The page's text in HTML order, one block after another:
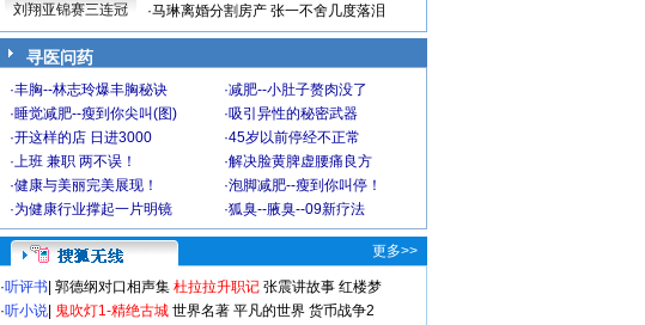
刘翔亚锦赛三连冠
·马琳离婚分割房产 张一不舍几度落泪
寻医问药
·丰胸--林志玲爆丰胸秘诀 ·减肥--小肚子赘肉没了
·睡觉减肥--瘦到你尖叫(图) ·吸引异性的秘密武器
·开这样的店 日进3000 ·45岁以前停经不正常
·上班 兼职 两不误！ ·解决脸黄脾虚腰痛良方
·健康与美丽完美展现！ ·泡脚减肥--瘦到你叫停！
·为健康行业撑起一片明镜 ·狐臭--腋臭--09新疗法
更多>>
·听评书 郭德纲对口相声集 杜拉拉升职记 张震讲故事 红楼梦
·听小说 鬼吹灯1-精绝古城 世界名著 平凡的世界 货币战争2